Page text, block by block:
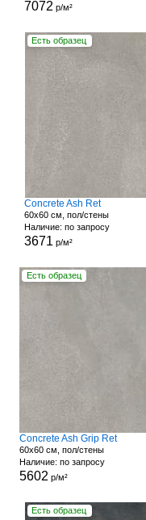
7072 р/м²
Есть образец
Concrete Ash Ret
60x60 см, пол/стены
Наличие: по запросу
3671 р/м²
Есть образец
Concrete Ash Grip Ret
60x60 см, пол/стены
Наличие: по запросу
5602 р/м²
Есть образец